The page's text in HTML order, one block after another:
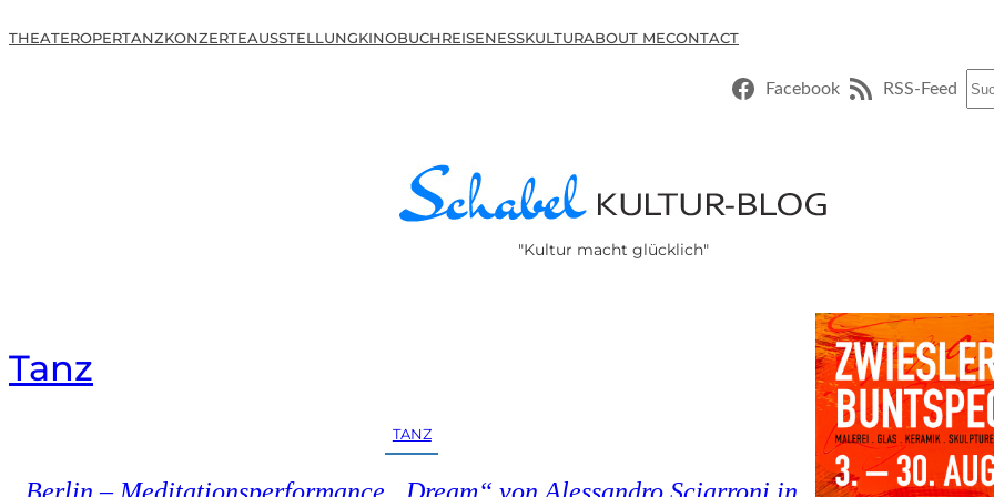
THEATEROPERTANZKONZERTEAUSSTELLUNGKINOBUCHREISENESSKULTURABOUT MECONTACT
Facebook RSS-Feed
"Kultur macht glücklich"
Tanz
TANZ